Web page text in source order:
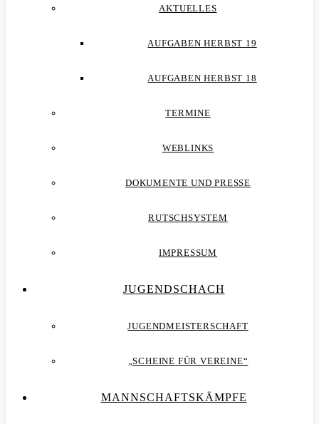
AKTUELLES
AUFGABEN HERBST 19
AUFGABEN HERBST 18
TERMINE
WEBLINKS
DOKUMENTE UND PRESSE
RUTSCHSYSTEM
IMPRESSUM
JUGENDSCHACH
JUGENDMEISTERSCHAFT
„SCHEINE FÜR VEREINE“
MANNSCHAFTSKÄMPFE